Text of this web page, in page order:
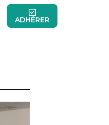
ADHÉRER